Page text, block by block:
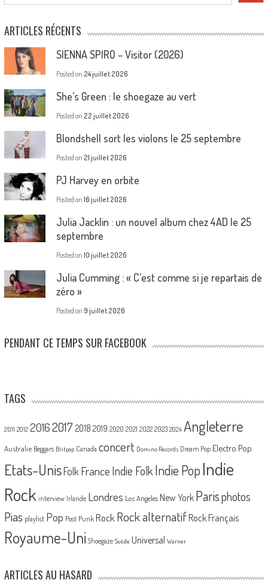
ARTICLES RÉCENTS
SIENNA SPIRO – Visitor (2026)
Posted on 24 juillet 2026
She’s Green : le shoegaze au vert
Posted on 22 juillet 2026
Blondshell sort les violons le 25 septembre
Posted on 21 juillet 2026
PJ Harvey en orbite
Posted on 16 juillet 2026
Julia Jacklin : un nouvel album chez 4AD le 25
septembre
Posted on 10 juillet 2026
Julia Cumming : « C’est comme si je repartais de
zéro »
Posted on 9 juillet 2026
PENDANT CE TEMPS SUR FACEBOOK
TAGS
2011 2012 20162017 2018 2019 2020 2021 2022 2023 2024 Angleterre
Australie Beggars Britpop Canada concert Domino Records Dream Pop Electro Pop
Etats-UnisFolk France Indie Folk Indie PopIndie
Rock interview Irlande Londres Los Angeles New York Parisphotos
Pias playlist Pop Post Punk Rock Rock alternatif Rock Français
Royaume-Uni Shoegaze Suède Universal Warner
ARTICLES AU HASARD